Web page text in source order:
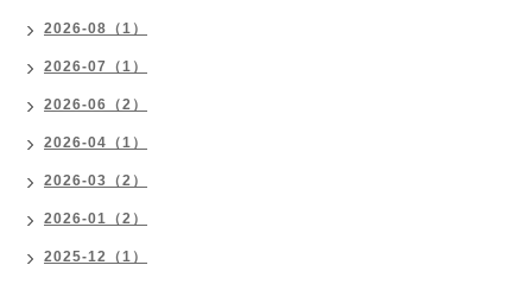
2026-08（1）
2026-07（1）
2026-06（2）
2026-04（1）
2026-03（2）
2026-01（2）
2025-12（1）